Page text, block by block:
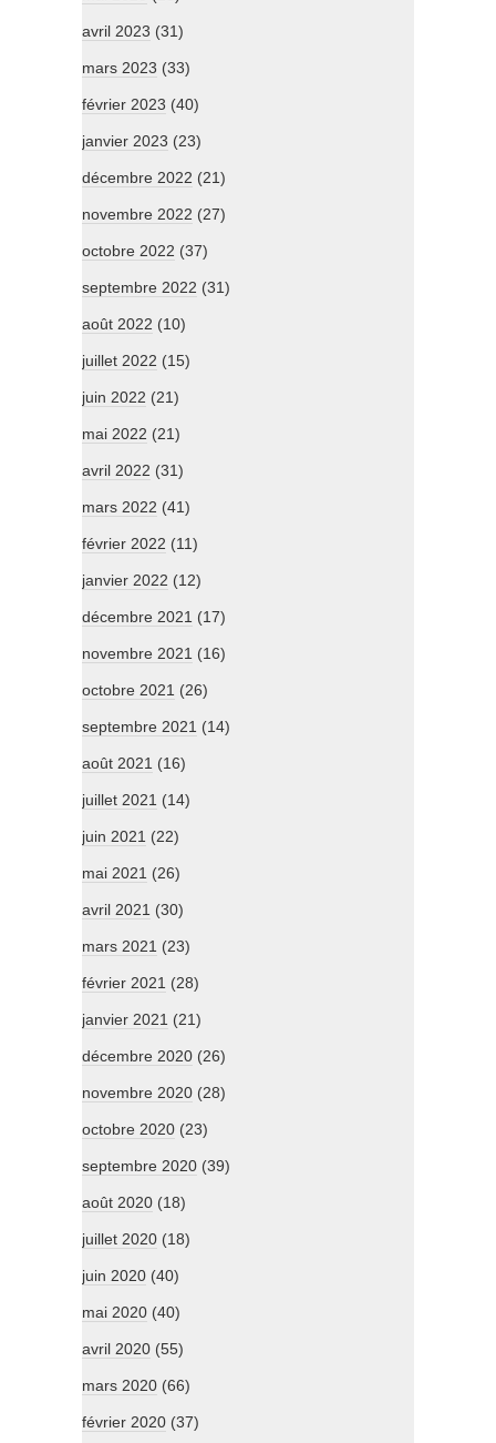
avril 2023 (31)
mars 2023 (33)
février 2023 (40)
janvier 2023 (23)
décembre 2022 (21)
novembre 2022 (27)
octobre 2022 (37)
septembre 2022 (31)
août 2022 (10)
juillet 2022 (15)
juin 2022 (21)
mai 2022 (21)
avril 2022 (31)
mars 2022 (41)
février 2022 (11)
janvier 2022 (12)
décembre 2021 (17)
novembre 2021 (16)
octobre 2021 (26)
septembre 2021 (14)
août 2021 (16)
juillet 2021 (14)
juin 2021 (22)
mai 2021 (26)
avril 2021 (30)
mars 2021 (23)
février 2021 (28)
janvier 2021 (21)
décembre 2020 (26)
novembre 2020 (28)
octobre 2020 (23)
septembre 2020 (39)
août 2020 (18)
juillet 2020 (18)
juin 2020 (40)
mai 2020 (40)
avril 2020 (55)
mars 2020 (66)
février 2020 (37)